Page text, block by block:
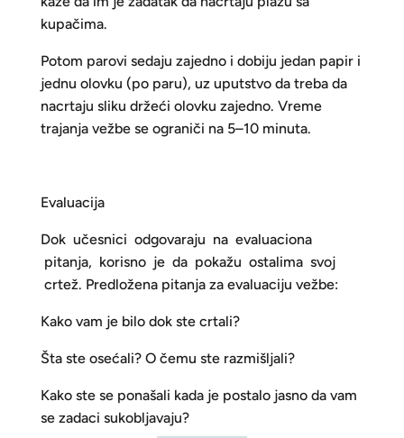
kupačima.
Potom parovi sedaju zajedno i dobiju jedan papir i
jednu olovku (po paru), uz uputstvo da treba da
nacrtaju sliku držeći olovku zajedno. Vreme
trajanja vežbe se ograniči na 5–10 minuta.
Evaluacija
Dok učesnici odgovaraju na evaluaciona
pitanja, korisno je da pokažu ostalima svoj
crtež. Predložena pitanja za evaluaciju vežbe:
Kako vam je bilo dok ste crtali?
Šta ste osećali? O čemu ste razmišljali?
Kako ste se ponašali kada je postalo jasno da vam
se zadaci sukobljavaju?